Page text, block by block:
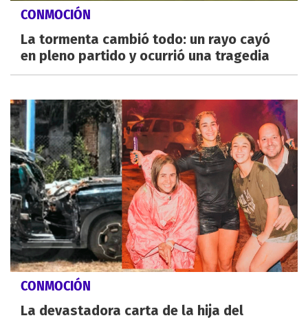
CONMOCIÓN
La tormenta cambió todo: un rayo cayó
en pleno partido y ocurrió una tragedia
CONMOCIÓN
La devastadora carta de la hija del